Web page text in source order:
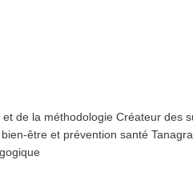
de la méthodologie Créateur des
être et prévention santé